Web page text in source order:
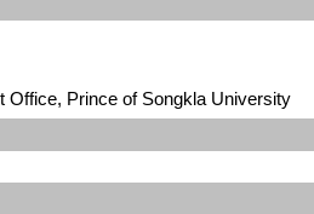
Office, Prince of Songkla University